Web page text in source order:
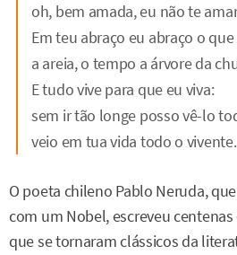
oh, bem amada, eu não te
Em teu abraço eu abraço o
a areia, o tempo a árvore da
E tudo vive para que eu viva:
sem ir tão longe posso vê-lo
veio em tua vida todo o vivente.
O poeta chileno Pablo Neruda,
com um Nobel, escreveu
que se tornaram clássicos da